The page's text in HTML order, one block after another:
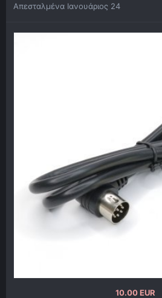
Απεσταλμένα Ιανουάριος 24
10.00 EUR